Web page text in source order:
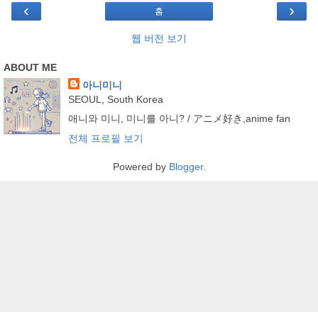
‹ ›
홈
웹 버전 보기
ABOUT ME
아니미니
SEOUL, South Korea
애니와 미니, 미니를 아니? / アニメ好き,anime fan
전체 프로필 보기
Powered by Blogger.